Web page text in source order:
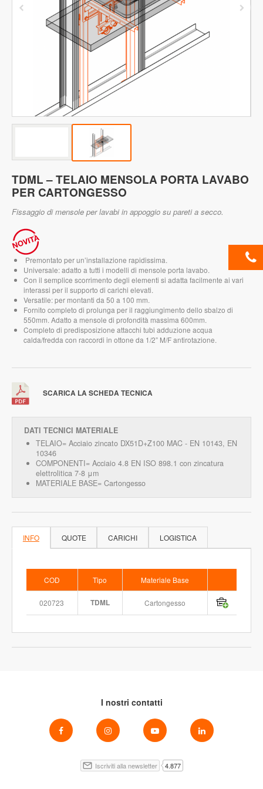
TDML – TELAIO MENSOLA PORTA LAVABO
PER CARTONGESSO
Fissaggio di mensole per lavabi in appoggio su pareti a secco.
Premontato per un’installazione rapidissima.
Universale: adatto a tutti i modelli di mensole porta lavabo.
Con il semplice scorrimento degli elementi si adatta facilmente ai vari
interassi per il supporto di carichi elevati.
Versatile: per montanti da 50 a 100 mm.
Fornito completo di prolunga per il raggiungimento dello sbalzo di
550mm. Adatto a mensole di profondità massima 600mm.
Completo di predisposizione attacchi tubi adduzione acqua
calda/fredda con raccordi in ottone da 1/2” M/F antirotazione.
SCARICA LA SCHEDA TECNICA
DATI TECNICI MATERIALE
TELAIO= Acciaio zincato DX51D+Z100 MAC - EN 10143, EN
10346
COMPONENTI= Acciaio 4.8 EN ISO 898.1 con zincatura
elettrolitica 7-8 μm
MATERIALE BASE= Cartongesso
INFO QUOTE CARICHI LOGISTICA
COD Tipo Materiale Base
020723 TDML Cartongesso
I nostri contatti